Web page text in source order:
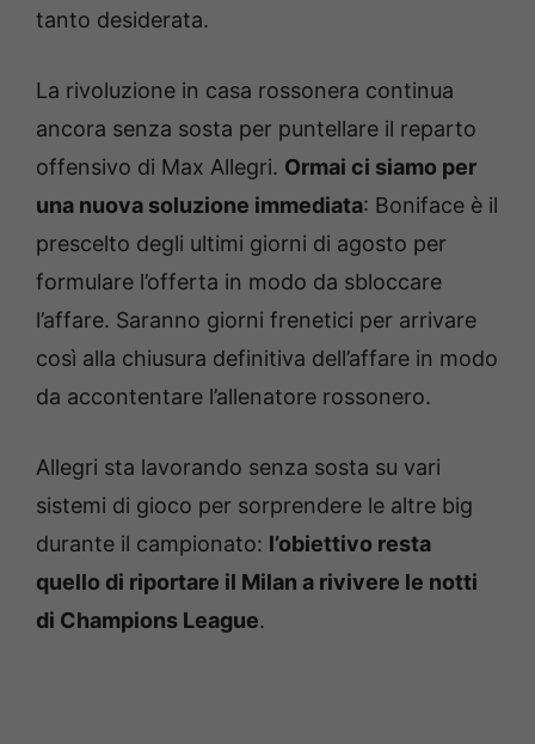
tanto desiderata.
La rivoluzione in casa rossonera continua
ancora senza sosta per puntellare il reparto
offensivo di Max Allegri. Ormai ci siamo per
una nuova soluzione immediata: Boniface è il
prescelto degli ultimi giorni di agosto per
formulare l’offerta in modo da sbloccare
l’affare. Saranno giorni frenetici per arrivare
così alla chiusura definitiva dell’affare in modo
da accontentare l’allenatore rossonero.
Allegri sta lavorando senza sosta su vari
sistemi di gioco per sorprendere le altre big
durante il campionato: l’obiettivo resta
quello di riportare il Milan a rivivere le notti
di Champions League.